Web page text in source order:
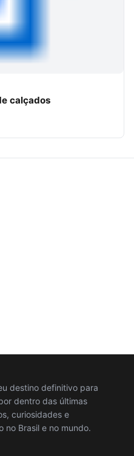
calçados
destino definitivo para
dentro das últimas
curiosidades e
no Brasil e no mundo.